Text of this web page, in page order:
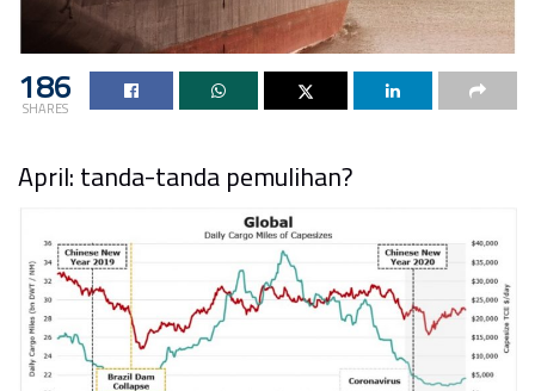
186
SHARES
April: tanda-tanda pemulihan?